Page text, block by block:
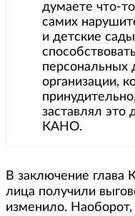
думаете что-
самих
и детские
персональных
организации,
заставлял это
КАНО.
В заключение глава
лица получили
изменило.